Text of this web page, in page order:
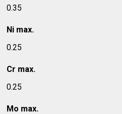
0.35
Ni max.
0.25
Cr max.
0.25
Mo max.